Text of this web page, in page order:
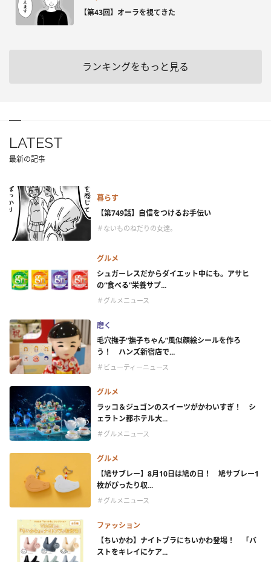
【第43回】オーラを視てきた
ランキングをもっと見る
LATEST
最新の記事
暮らす
【第749話】自信をつけるお手伝い
＃ないものねだりの女達。
グルメ
シュガーレスだからダイエット中にも。アサヒ
の“食べる”栄養サプ...
＃グルメニュース
磨く
毛穴撫子“撫子ちゃん”風似顔絵シールを作ろ
う！ ハンズ新宿店で...
＃ビューティーニュース
グルメ
ラッコ＆ジュゴンのスイーツがかわいすぎ！ シ
ェラトン都ホテル大...
＃グルメニュース
グルメ
【鳩サブレー】8月10日は鳩の日！ 鳩サブレー1
枚がぴったり収...
＃グルメニュース
ファッション
【ちいかわ】ナイトブラにちいかわ登場！ 「バ
ストをキレイにケア...